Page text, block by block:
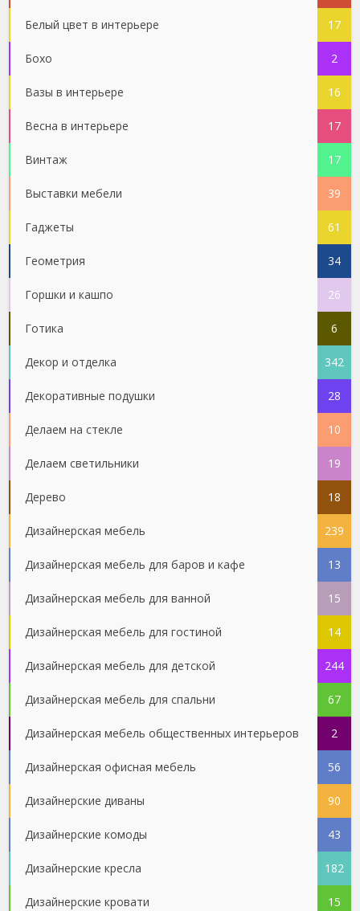
Белый цвет в интерьере 17
Бохо 2
Вазы в интерьере 16
Весна в интерьере 17
Винтаж 17
Выставки мебели 39
Гаджеты 61
Геометрия 34
Горшки и кашпо 26
Готика 6
Декор и отделка 342
Декоративные подушки 28
Делаем на стекле 10
Делаем светильники 19
Дерево 18
Дизайнерская мебель 239
Дизайнерская мебель для баров и кафе 13
Дизайнерская мебель для ванной 15
Дизайнерская мебель для гостиной 14
Дизайнерская мебель для детской 244
Дизайнерская мебель для спальни 67
Дизайнерская мебель общественных интерьеров 2
Дизайнерская офисная мебель 56
Дизайнерские диваны 90
Дизайнерские комоды 43
Дизайнерские кресла 182
Дизайнерские кровати 15